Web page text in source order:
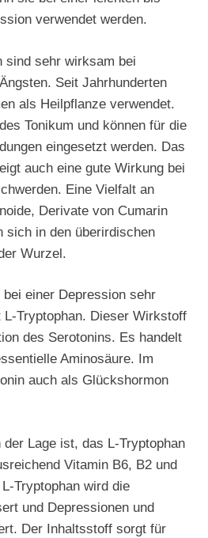
verwendet werden.
sind sehr wirksam bei
Seit Jahrhunderten
als Heilpflanze verwendet.
Tonikum und können für die
eingesetzt werden. Das
auch eine gute Wirkung bei
Eine Vielfalt an
Derivate von Cumarin
sich in den überirdischen
Wurzel.
einer Depression sehr
Tryptophan. Dieser Wirkstoff
des Serotonins. Es handelt
Aminosäure. Im
auch als Glückshormon
Lage ist, das L-Tryptophan
Vitamin B6, B2 und
Tryptophan wird die
und Depressionen und
Der Inhaltsstoff sorgt für